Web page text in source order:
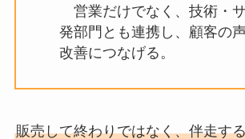
営業だけでなく、技術・
発部門とも連携し、顧客の
改善につなげる。
販売して終わりではなく、伴走す